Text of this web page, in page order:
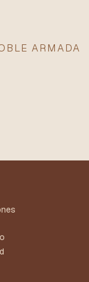
ARMADA